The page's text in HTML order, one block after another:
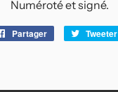
Numéroté et signé.
Partager
PartagerTweeter